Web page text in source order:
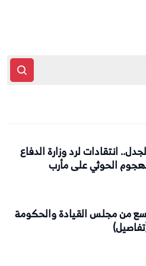
انتقادات لرد وزارة الدفاع
الحوثي على مأرب
من مجلس القيادة والحكومة